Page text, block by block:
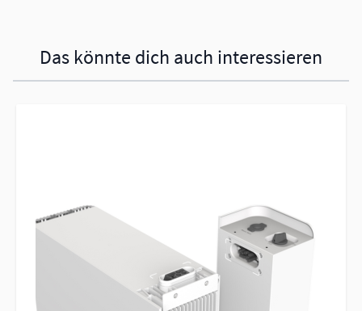
Das könnte dich auch interessieren